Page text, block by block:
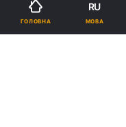
В коридоре возле
почтенный
ГОЛОВНА
RU
МОВА